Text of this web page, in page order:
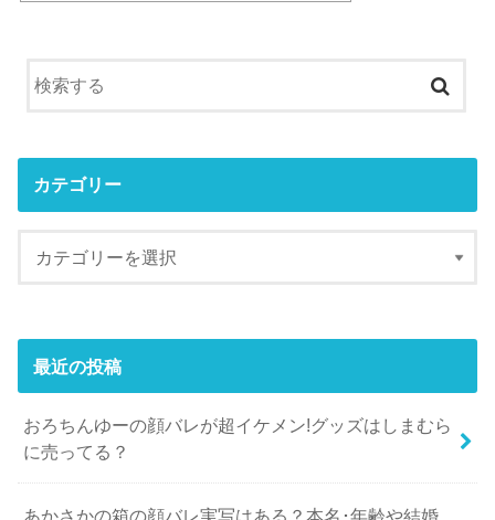
カテゴリー
最近の投稿
おろちんゆーの顔バレが超イケメン!グッズはしまむら
に売ってる？
あかさかの箱の顔バレ実写はある？本名･年齢や結婚